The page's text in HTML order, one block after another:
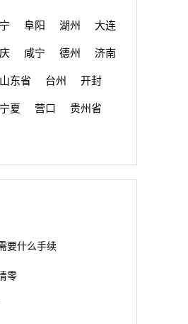
阜阳 湖州 大连
咸宁 德州 济南
山东省 台州 开封
宁夏 营口 贵州省
要什么手续
零